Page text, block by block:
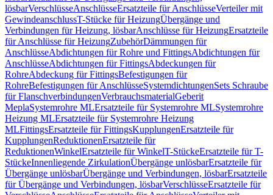
lösbarVerschlüsseAnschlüsseErsatzteile für AnschlüsseVerteiler mit
GewindeanschlussT-Stücke für HeizungÜbergänge und
Verbindungen für Heizung, lösbarAnschlüsse für HeizungErsatzteile
für Anschlüsse für HeizungZubehörDämmungen für
AnschlüsseAbdichtungen für Rohre und FittingsAbdichtungen für
AnschlüsseAbdichtungen für FittingsAbdeckungen für
RohreAbdeckung für FittingsBefestigungen für
RohreBefestigungen für AnschlüsseSystemdichtungenSets Schraube
für FlanschverbindungenVerbrauchsmaterialGeberit
MeplaSystemrohre MLErsatzteile für Systemrohre MLSystemrohre
Heizung MLErsatzteile für Systemrohre Heizung
MLFittingsErsatzteile für FittingsKupplungenErsatzteile für
KupplungenReduktionenErsatzteile für
ReduktionenWinkelErsatzteile für WinkelT-StückeErsatzteile für T-
StückeInnenliegende ZirkulationÜbergänge unlösbarErsatzteile für
Übergänge unlösbarÜbergänge und Verbindungen, lösbarErsatzteile
für Übergänge und Verbindungen, lösbarVerschlüsseErsatzteile für